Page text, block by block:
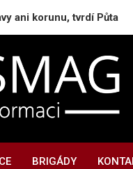
tvrdí Půta
BRIGÁDY